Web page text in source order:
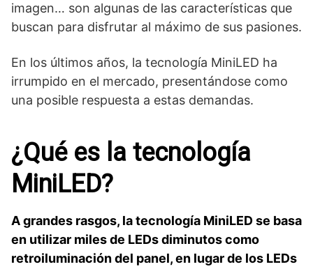
imagen… son algunas de las características que
buscan para disfrutar al máximo de sus pasiones.
En los últimos años, la tecnología MiniLED ha
irrumpido en el mercado, presentándose como
una posible respuesta a estas demandas.
¿Qué es la tecnología
MiniLED?
A grandes rasgos, la tecnología MiniLED se basa
en utilizar miles de LEDs diminutos como
retroiluminación del panel, en lugar de los LEDs